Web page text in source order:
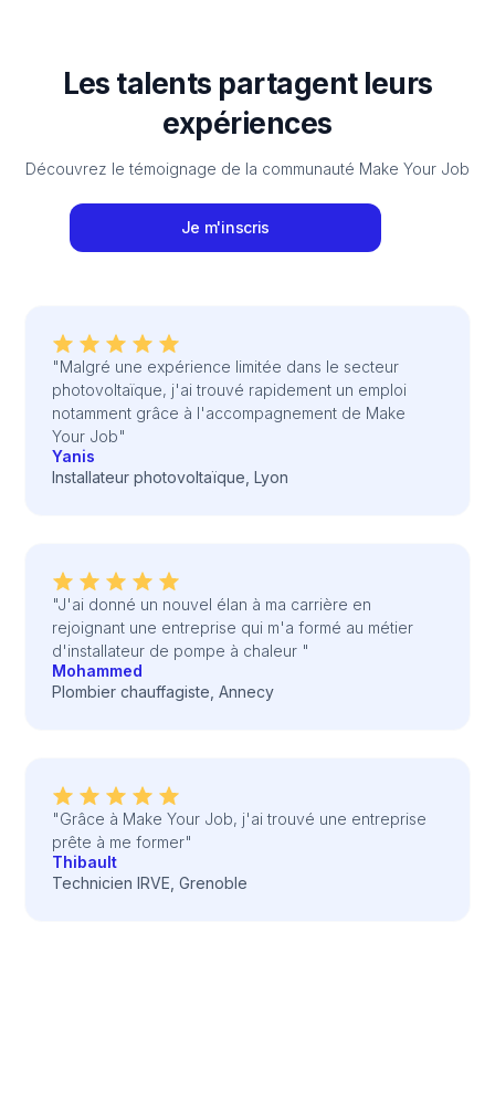
Les talents partagent leurs
expériences
Découvrez le témoignage de la communauté Make Your Job
Je m'inscris
"Malgré une expérience limitée dans le secteur
photovoltaïque, j'ai trouvé rapidement un emploi
notamment grâce à l'accompagnement de Make
Your Job"
Yanis
Installateur photovoltaïque, Lyon
"J'ai donné un nouvel élan à ma carrière en
rejoignant une entreprise qui m'a formé au métier
d'installateur de pompe à chaleur "
Mohammed
Plombier chauffagiste, Annecy
"Grâce à Make Your Job, j'ai trouvé une entreprise
prête à me former"
Thibault
Technicien IRVE, Grenoble